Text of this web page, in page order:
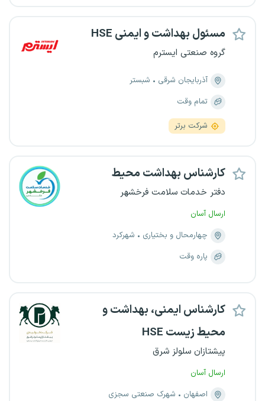
مسئول بهداشت و ایمنی HSE
گروه صنعتی ایسترم
آذربایجان شرقی
شبستر
تمام وقت
شرکت برتر
کارشناس بهداشت محیط
دفتر خدمات سلامت فرخشهر
ارسال آسان
چهارمحال و بختیاری
شهرکرد
پاره وقت
کارشناس ایمنی، بهداشت و
محیط زیست HSE
پیشتازان سلولز شرق
ارسال آسان
اصفهان
شهرک صنعتی سجزی